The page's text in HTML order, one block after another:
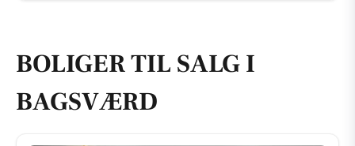
BOLIGER TIL SALG I
BAGSVÆRD